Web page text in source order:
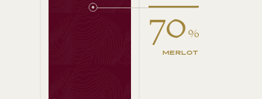
70%
MERLOT